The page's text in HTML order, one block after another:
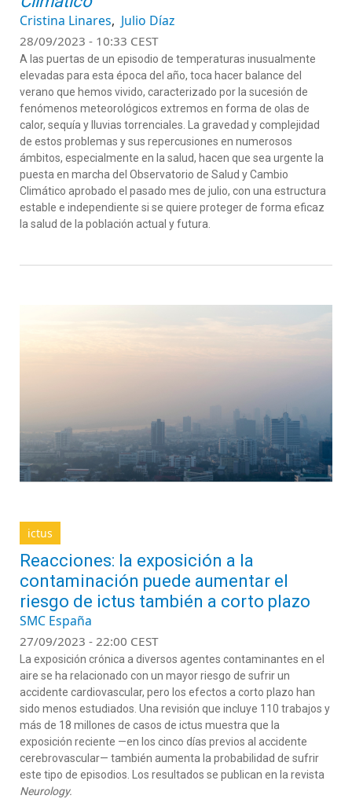
Cristina Linares Julio Díaz
28/09/2023 - 10:33 CEST
A las puertas de un episodio de temperaturas inusualmente
elevadas para esta época del año, toca hacer balance del
verano que hemos vivido, caracterizado por la sucesión de
fenómenos meteorológicos extremos en forma de olas de
calor, sequía y lluvias torrenciales. La gravedad y complejidad
de estos problemas y sus repercusiones en numerosos
ámbitos, especialmente en la salud, hacen que sea urgente la
puesta en marcha del Observatorio de Salud y Cambio
Climático aprobado el pasado mes de julio, con una estructura
estable e independiente si se quiere proteger de forma eficaz
la salud de la población actual y futura.
ictus
Reacciones: la exposición a la
contaminación puede aumentar el
riesgo de ictus también a corto plazo
SMC España
27/09/2023 - 22:00 CEST
La exposición crónica a diversos agentes contaminantes en el
aire se ha relacionado con un mayor riesgo de sufrir un
accidente cardiovascular, pero los efectos a corto plazo han
sido menos estudiados. Una revisión que incluye 110 trabajos y
más de 18 millones de casos de ictus muestra que la
exposición reciente —en los cinco días previos al accidente
cerebrovascular— también aumenta la probabilidad de sufrir
este tipo de episodios. Los resultados se publican en la revista
Neurology.